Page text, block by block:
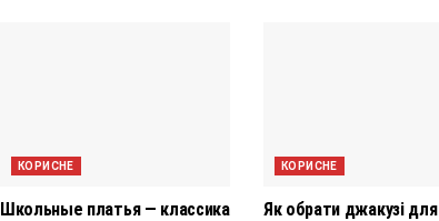
КОРИСНЕ
Школьные платья — классика
КОРИСНЕ
Як обрати джакузі для